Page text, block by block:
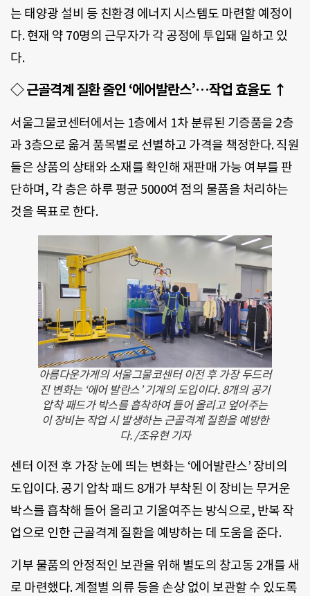
는 태양광 설비 등 친환경 에너지 시스템도 마련할 예정이
다. 현재 약 70명의 근무자가 각 공정에 투입돼 일하고 있
다.
◇ 근골격계 질환 줄인 ‘에어발란스’…작업 효율도 ↑
서울그물코센터에서는 1층에서 1차 분류된 기증품을 2층
과 3층으로 옮겨 품목별로 선별하고 가격을 책정한다. 직원
들은 상품의 상태와 소재를 확인해 재판매 가능 여부를 판
단하며, 각 층은 하루 평균 5000여 점의 물품을 처리하는
것을 목표로 한다.
아름다운가게의 서울그물코센터 이전 후 가장 두드러
진 변화는 ‘에어 발란스’ 기계의 도입이다. 8개의 공기
압착 패드가 박스를 흡착하여 들어 올리고 엎어주는
이 장비는 작업 시 발생하는 근골격계 질환을 예방한
다. /조유현 기자
센터 이전 후 가장 눈에 띄는 변화는 ‘에어발란스’ 장비의
도입이다. 공기 압착 패드 8개가 부착된 이 장비는 무거운
박스를 흡착해 들어 올리고 기울여주는 방식으로, 반복 작
업으로 인한 근골격계 질환을 예방하는 데 도움을 준다.
기부 물품의 안정적인 보관을 위해 별도의 창고동 2개를 새
로 마련했다. 계절별 의류 등을 손상 없이 보관할 수 있도록